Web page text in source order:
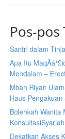
Pos-
Santri dalam
Apa Itu
Mendalam –
Mbah Riyan
Haus Pengakuan
Bolehkah Wanita
Dekatkan Akses